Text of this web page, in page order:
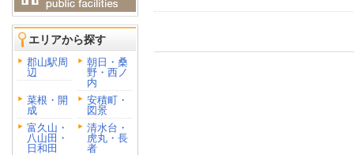
エリアから探す
郡山駅周
辺
朝日・桑
野・西ノ
内
菜根・開
成
安積町・
図景
富久山・
八山田・
日和田
清水台・
虎丸・長
者